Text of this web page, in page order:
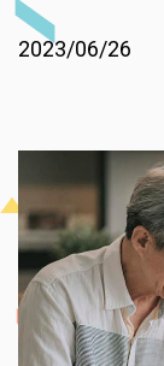
2023/06/26